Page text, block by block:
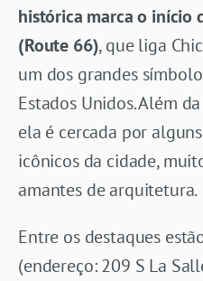
histórica marca o início
(Route 66), que liga
um dos grandes
Estados Unidos. Além
ela é cercada por
icônicos da cidade,
amantes de arquitetura.
Entre os destaques
(endereço: 209 S La